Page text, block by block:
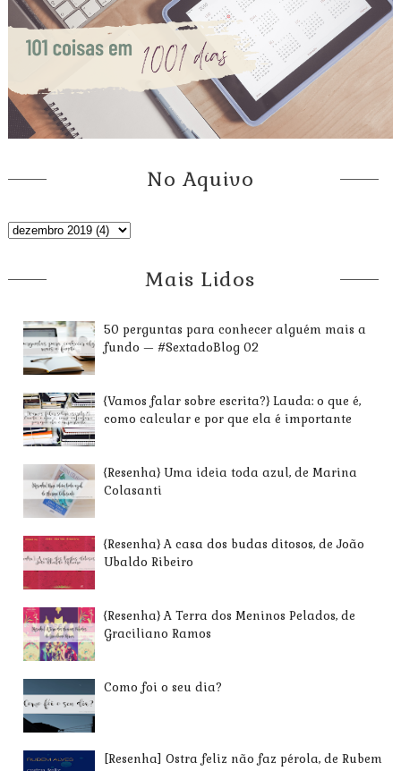
No Aquivo
Mais Lidos
50 perguntas para conhecer alguém mais a
fundo — #SextadoBlog 02
{Vamos falar sobre escrita?} Lauda: o que é,
como calcular e por que ela é importante
{Resenha} Uma ideia toda azul, de Marina
Colasanti
{Resenha} A casa dos budas ditosos, de João
Ubaldo Ribeiro
{Resenha} A Terra dos Meninos Pelados, de
Graciliano Ramos
Como foi o seu dia?
[Resenha] Ostra feliz não faz pérola, de Rubem